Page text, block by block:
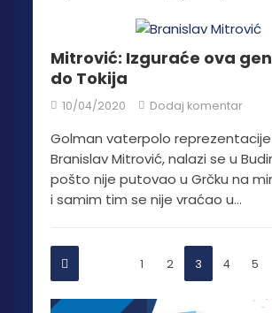
Mitrović: Izguraće ova
do Tokija
10/04/2020 Dodaj komentar
Golman vaterpolo reprezentacije
Branislav Mitrović, nalazi se u
pošto nije putovao u Grčku na
i samim tim se nije vraćao u...
1 2 3 4 5